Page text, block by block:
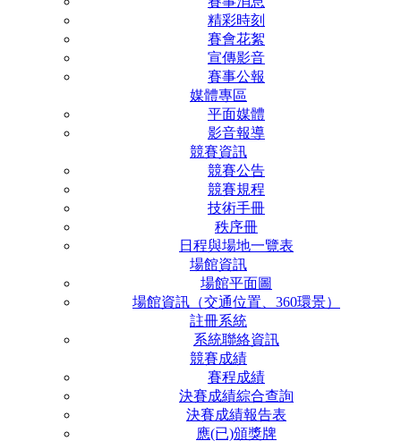
精彩時刻
賽會花絮
宣傳影音
賽事公報
媒體專區
平面媒體
影音報導
競賽資訊
競賽公告
競賽規程
技術手冊
秩序冊
日程與場地一覽表
場館資訊
場館平面圖
場館資訊（交通位置、360環景）
註冊系統
系統聯絡資訊
競賽成績
賽程成績
決賽成績綜合查詢
決賽成績報告表
應(已)頒獎牌